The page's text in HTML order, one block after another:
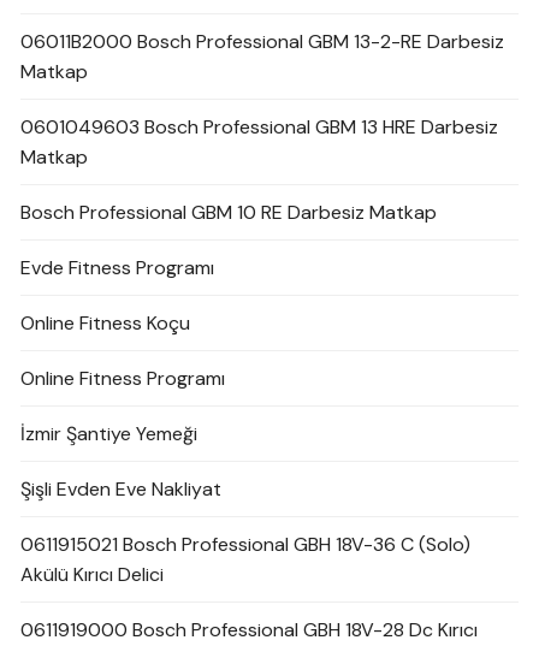
06011B2000 Bosch Professional GBM 13-2-RE Darbesiz
Matkap
0601049603 Bosch Professional GBM 13 HRE Darbesiz
Matkap
Bosch Professional GBM 10 RE Darbesiz Matkap
Evde Fitness Programı
Online Fitness Koçu
Online Fitness Programı
İzmir Şantiye Yemeği
Şişli Evden Eve Nakliyat
0611915021 Bosch Professional GBH 18V-36 C (Solo)
Akülü Kırıcı Delici
0611919000 Bosch Professional GBH 18V-28 Dc Kırıcı